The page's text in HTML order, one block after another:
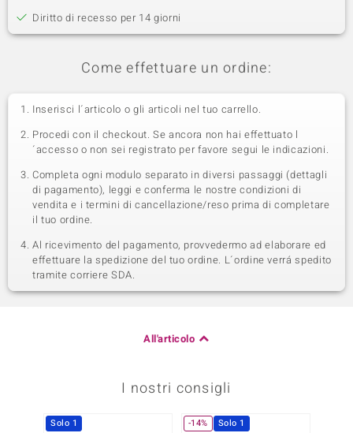
Diritto di recesso per 14 giorni
Come effettuare un ordine:
Inserisci l´articolo o gli articoli nel tuo carrello.
Procedi con il checkout. Se ancora non hai effettuato l
´accesso o non sei registrato per favore segui le indicazioni.
Completa ogni modulo separato in diversi passaggi (dettagli
di pagamento), leggi e conferma le nostre condizioni di
vendita e i termini di cancellazione/reso prima di completare
il tuo ordine.
Al ricevimento del pagamento, provvedermo ad elaborare ed
effettuare la spedizione del tuo ordine. L´ordine verrá spedito
tramite corriere SDA.
All'articolo
I nostri consigli
Solo 1 -14% Solo 1